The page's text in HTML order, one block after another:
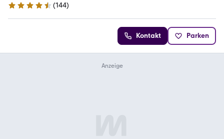
4.7 Sterne
(144)
Kontakt Parken